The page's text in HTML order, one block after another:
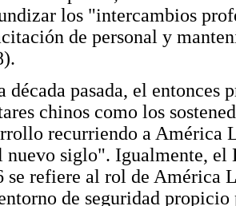
los "intercambios
de personal y
década pasada, el
chinos como los
recurriendo a América
nuevo siglo". Igualmente,
se refiere al rol de América
de seguridad